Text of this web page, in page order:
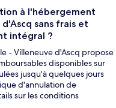
à l'hébergement
sans frais et
intégral ?
- Villeneuve d'Ascq propose
disponibles sur
jusqu'à quelques jours
d'annulation de
sur les conditions